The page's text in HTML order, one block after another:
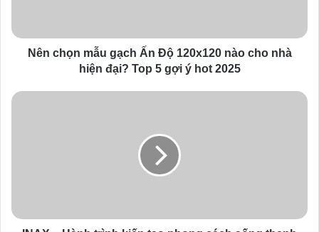
d
s
Nên chọn mẫu gạch Ấn Độ 120x120 nào cho nhà
hiện đại? Top 5 gợi ý hot 2025